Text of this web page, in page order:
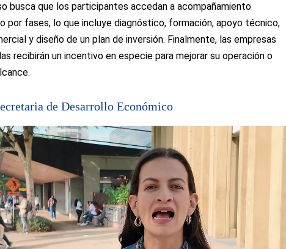
busca que los participantes accedan a acompañamiento
por fases, lo que incluye diagnóstico, formación, apoyo técnico,
y diseño de un plan de inversión. Finalmente, las empresas
recibirán un incentivo en especie para mejorar su operación o
de Desarrollo Económico